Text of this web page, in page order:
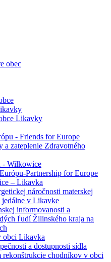
obec
Likavky
- Friends for Europe
a zateplenie Zdravotného
- Wilkowice
Partnership for Europe
– Likavka
náročnosti materskej
jedálne v Likavke
informovanosti a
ľudí Žilinského kraja na
obci Likavka
a dostupnosti sídla
rekonštrukcie chodníkov v obci